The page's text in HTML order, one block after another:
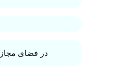
در فضای